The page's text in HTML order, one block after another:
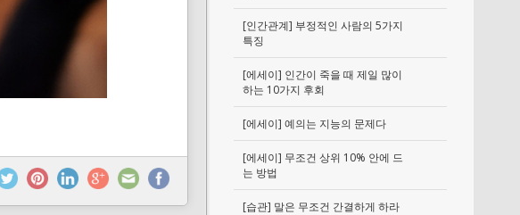
[인간관계] 부정적인 사람의 5가지
특징
[에세이] 인간이 죽을 때 제일 많이
하는 10가지 후회
[에세이] 예의는 지능의 문제다
[에세이] 무조건 상위 10% 안에 드
는 방법
[습관] 말은 무조건 간결하게 하라